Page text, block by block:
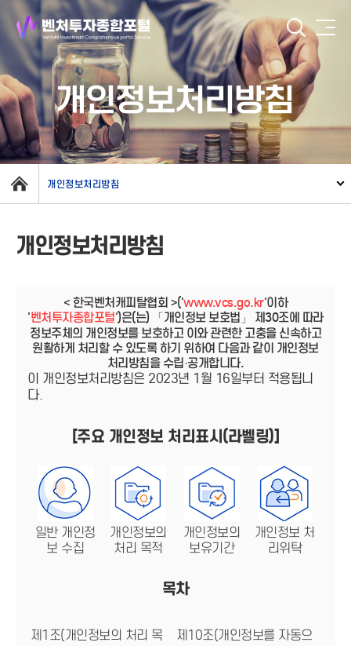
개인정보처리방침
개인정보처리방침
개인정보처리방침
< 한국벤처캐피탈협회 >('www.vcs.go.kr'이하
'벤처투자종합포털')은(는) 「개인정보 보호법」 제30조에 따라
정보주체의 개인정보를 보호하고 이와 관련한 고충을 신속하고
원활하게 처리할 수 있도록 하기 위하여 다음과 같이 개인정보
처리방침을 수립·공개합니다.
이 개인정보처리방침은 2023년 1월 16일부터 적용됩니
다.
[주요 개인정보 처리표시(라벨링)]
일반 개인정
보 수집
개인정보의
처리 목적
개인정보의
보유기간
개인정보 처
리위탁
목차
제1조(개인정보의 처리 목 제10조(개인정보를 자동으